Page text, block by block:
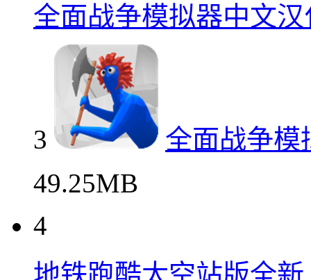
全面战争模拟器中文
3
全面战争模
49.25MB
4
地铁跑酷太空站版全